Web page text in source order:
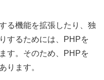
る機能を拡張したり、独
するためには、PHPを
す。そのため、PHPを
ります。